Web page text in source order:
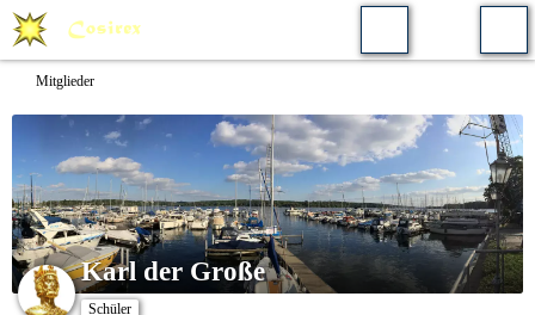
Mitglieder
Karl der Große
Schüler